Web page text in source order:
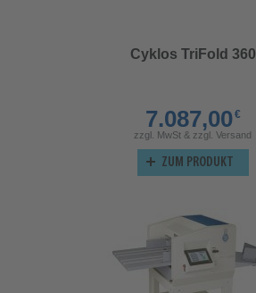
Cyklos TriFold 360
7.087,00€
zzgl. MwSt & zzgl. Versand
ZUM PRODUKT